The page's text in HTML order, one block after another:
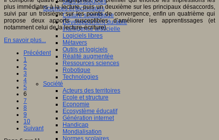
Sites ressources
Sciences et techniques
Culture scientifique
Développement durable
Intelligence artificielle
Logiciels libres
Métavers
Outils et logiciels
Réalité augmentée
Ressources sciences
Robotique
Technologies
Société
Acteurs des territoires
Ecole et structure
Economie
Ecosystème éducatif
Génération internet
Handicap
Mondialisation
Normes scolaires
plus immédiates à la lecture, puis un deuxième sur les principaux désaccords,
suivi par un troisième sur les points de convergence, enfin un quatrième qui
propose deux apports susceptibles d’améliorer les apprentissages (et
notamment celui de la lecture-écriture).
En savoir plus...
Précédent
1
2
3
4
5
6
7
8
9
10
Suivant